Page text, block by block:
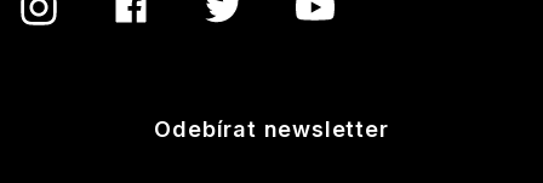
Odebírat newsletter